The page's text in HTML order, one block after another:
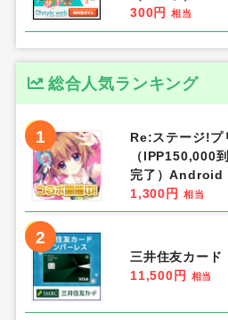
300円
相当
総合人気ランキング
1
Re:ステージ!プ
（IPP150,000
完了）Android
1,300円
相当
2
三井住友カード
11,500円
相当